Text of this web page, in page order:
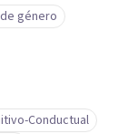
género
Conductual